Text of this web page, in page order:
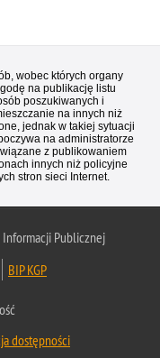
wobec których organy
na publikację listu
poszukiwanych i
na innych niż
jednak w takiej sytuacji
na administratorze
z publikowaniem
innych niż policyjne
stron sieci Internet.
Publicznej
BIP KGP
dostępności